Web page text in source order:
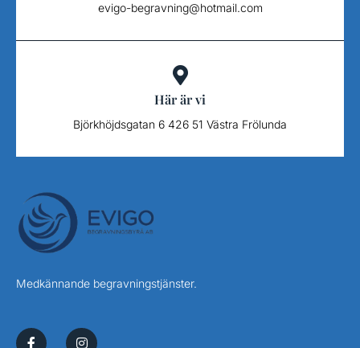
evigo-begravning@hotmail.com
Här är vi
Björkhöjdsgatan 6 426 51 Västra Frölunda
Medkännande begravningstjänster.